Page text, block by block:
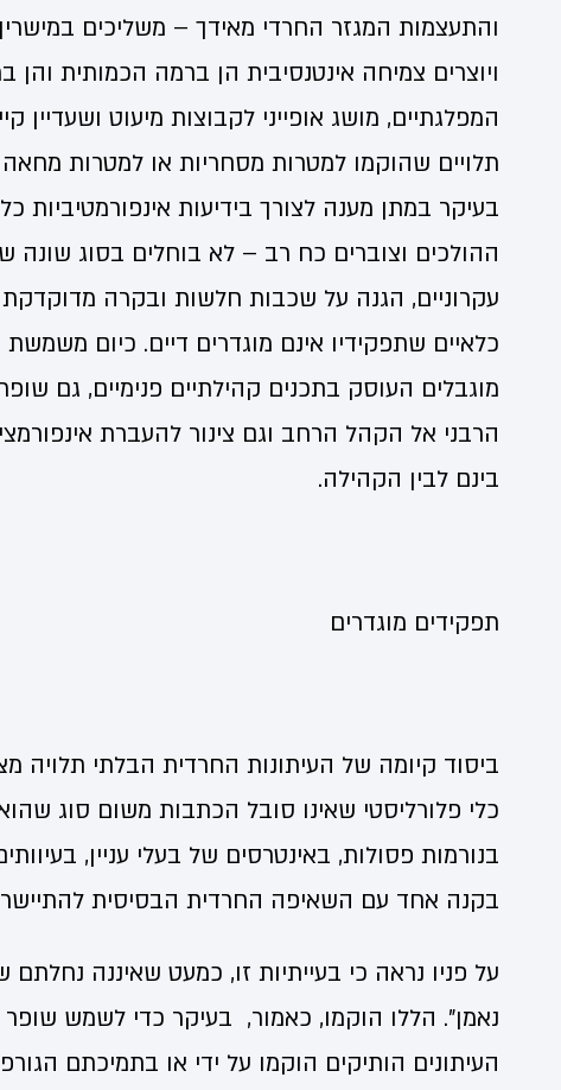
והתעצמות המגזר החרדי מאידך – משליכים
ויוצרים צמיחה אינטנסיבית הן ברמה הכמותית והן
המפלגתיים, מושג אופייני לקבוצות מיעוט
תלויים שהוקמו למטרות מסחריות או למטרות מחאה
בעיקר במתן מענה לצורך בידיעות אינפורמטיביות
ההולכים וצוברים כח רב – לא בוחלים בסוג שונה
עקרוניים, הגנה על שכבות חלשות ובקרה מדוקדקת
כלאיים שתפקידיו אינם מוגדרים דיים. כיום
מוגבלים העוסק בתכנים קהילתיים פנימיים, גם
הרבני אל הקהל הרחב וגם צינור להעברת
בינם לבין הקהילה.
תפקידים מוגדרים
ביסוד קיומה של העיתונות החרדית הבלתי תלויה
כלי פלורליסטי שאינו סובל הכתבות משום סוג
בנורמות פסולות, באינטרסים של בעלי עניין,
בקנה אחד עם השאיפה החרדית הבסיסית
על פניו נראה כי בעייתיות זו, כמעט שאיננה
נאמן". הללו הוקמו, כאמור, בעיקר כדי לשמש שופר
העיתונים הותיקים הוקמו על ידי או בתמיכתם